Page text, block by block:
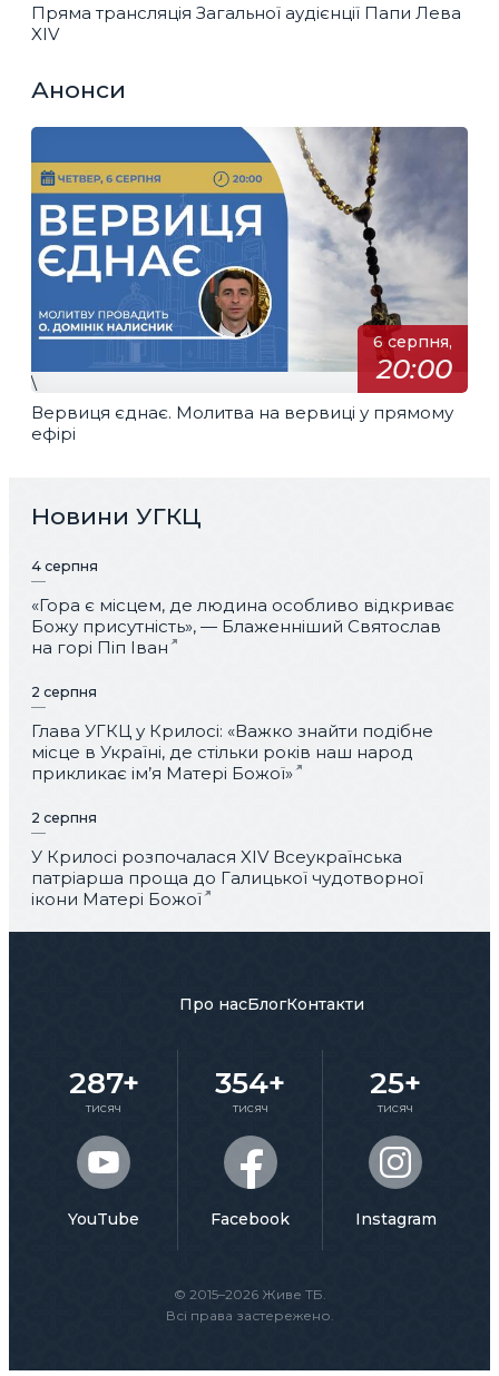
Пряма трансляція Загальної аудієнції Папи Лева
XIV
Анонси
6 серпня,
20:00
\
Вервиця єднає. Молитва на вервиці у прямому
ефірі
Новини УГКЦ
4 серпня
«Гора є місцем, де людина особливо відкриває
Божу присутність», — Блаженніший Святослав
на горі Піп Іван
2 серпня
Глава УГКЦ у Крилосі: «Важко знайти подібне
місце в Україні, де стільки років наш народ
прикликає ім’я Матері Божої»
2 серпня
У Крилосі розпочалася XIV Всеукраїнська
патріарша проща до Галицької чудотворної
ікони Матері Божої
© 2015–2026 Живе ТБ.
Всі права застережено.
Про насБлогКонтакти
287+
тисяч
YouTube
354+
тисяч
Facebook
25+
тисяч
Instagram